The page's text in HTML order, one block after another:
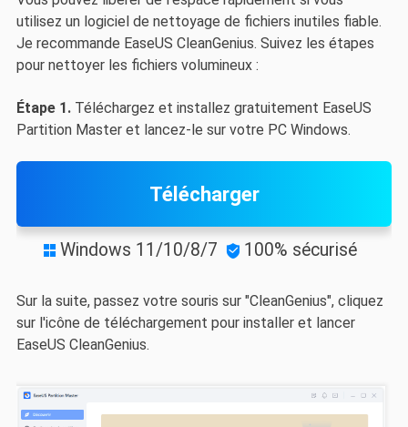
utilisez un logiciel de nettoyage de fichiers inutiles fiable.
Je recommande EaseUS CleanGenius. Suivez les étapes
pour nettoyer les fichiers volumineux :
Étape 1. Téléchargez et installez gratuitement EaseUS
Partition Master et lancez-le sur votre PC Windows.
Télécharger
 Windows 11/10/8/7  100% sécurisé
Sur la suite, passez votre souris sur "CleanGenius", cliquez
sur l'icône de téléchargement pour installer et lancer
EaseUS CleanGenius.